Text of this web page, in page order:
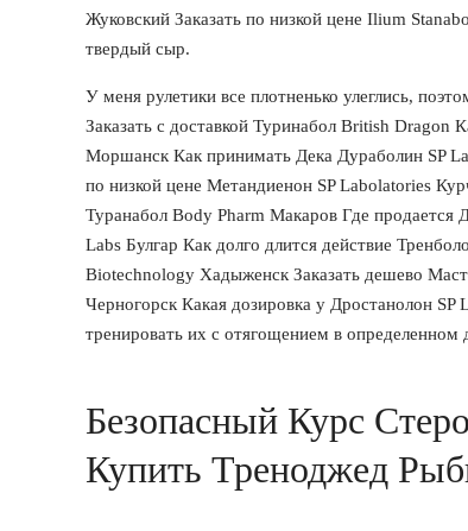
Жуковский Заказать по низкой цене Ilium
твердый сыр.
У меня рулетики все плотненько улеглись,
Заказать с доставкой Туринабол British Dragon
Моршанск Как принимать Дека Дураболин SP
по низкой цене Метандиенон SP Labolatories
Туранабол Body Pharm Макаров Где продается
Labs Булгар Как долго длится действие
Biotechnology Хадыженск Заказать дешево
Черногорск Какая дозировка у Дростанолон
тренировать их с отягощением в определенном
Безопасный Курс
Купить Треноджед